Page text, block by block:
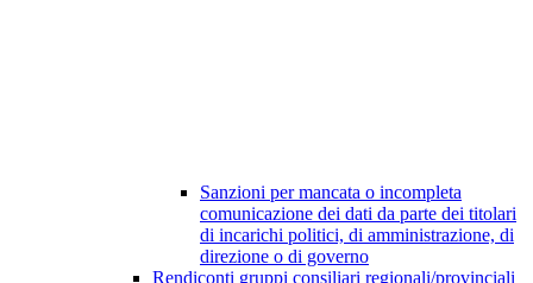
Sanzioni per mancata o incompleta
comunicazione dei dati da parte dei titolari
di incarichi politici, di amministrazione, di
direzione o di governo
Rendiconti gruppi consiliari regionali/provinciali